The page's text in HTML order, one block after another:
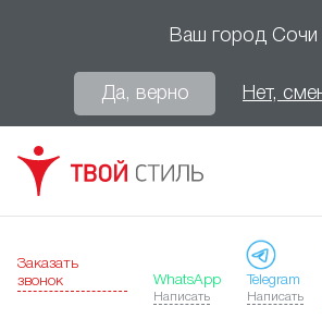
Ваш город Сочи
Да, верно Нет,
Заказать
звонок
WhatsApp
Написать
Telegram
Написать